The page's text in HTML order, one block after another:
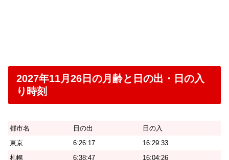
2027年11月26日の月齢と日の出・日の入
り時刻
都市名 日の出
日の入
東京
6:26:17
16:29:33
札幌
6:38:47
16:04:26